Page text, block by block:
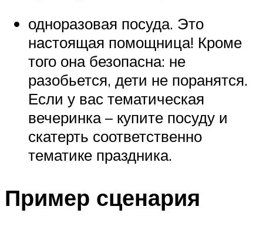
одноразовая посуда. Это
настоящая помощница! Кроме
того она безопасна: не
разобьется, дети не поранятся.
Если у вас тематическая
вечеринка – купите посуду и
скатерть соответственно
тематике праздника.
Пример сценария